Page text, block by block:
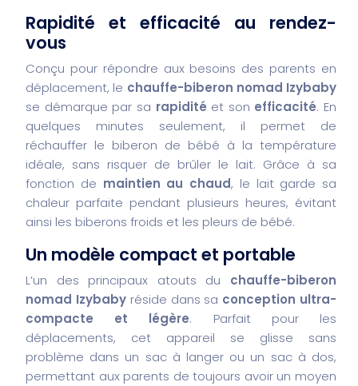
Rapidité et efficacité au rendez-
vous
Conçu pour répondre aux besoins des parents en
déplacement, le chauffe-biberon nomad Izybaby
se démarque par sa rapidité et son efficacité. En
quelques minutes seulement, il permet de
réchauffer le biberon de bébé à la température
idéale, sans risquer de brûler le lait. Grâce à sa
fonction de maintien au chaud, le lait garde sa
chaleur parfaite pendant plusieurs heures, évitant
ainsi les biberons froids et les pleurs de bébé.
Un modèle compact et portable
L’un des principaux atouts du chauffe-biberon
nomad Izybabyréside dans sa conception ultra-
compacte et légère. Parfait pour les
déplacements, cet appareil se glisse sans
problème dans un sac à langer ou un sac à dos,
permettant aux parents de toujours avoir un moyen